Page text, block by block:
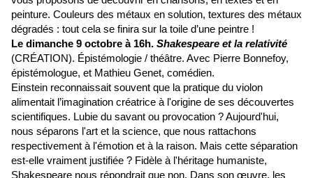
peinture. Couleurs des métaux en solution, textures des métaux
dégradés : tout cela se finira sur la toile d’une peintre !
Le dimanche 9 octobre à 16h. Shakespeare et la relativité
(CRÉATION). Épistémologie / théâtre. Avec Pierre Bonnefoy,
épistémologue, et Mathieu Genet, comédien.
Einstein reconnaissait souvent que la pratique du violon
alimentait l’imagination créatrice à l'origine de ses découvertes
scientifiques. Lubie du savant ou provocation ? Aujourd'hui,
nous séparons l'art et la science, que nous rattachons
respectivement à l'émotion et à la raison. Mais cette séparation
est-elle vraiment justifiée ? Fidèle à l'héritage humaniste,
Shakespeare nous répondrait que non. Dans son œuvre, les